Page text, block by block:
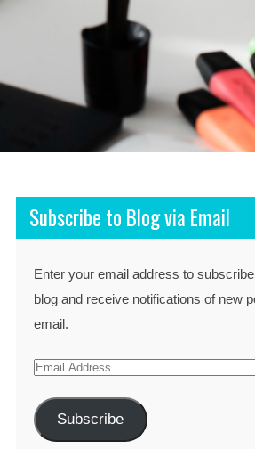
Subscribe to Blog via Email
Enter your email address to
blog and receive notifications of new
email.
Subscribe